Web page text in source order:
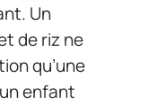
Un
de riz ne
qu’une
enfant